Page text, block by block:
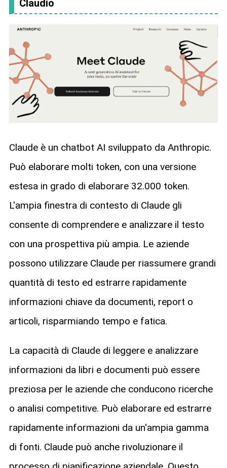
Claudio
Claude è un chatbot AI sviluppato da Anthropic.
Può elaborare molti token, con una versione
estesa in grado di elaborare 32.000 token.
L'ampia finestra di contesto di Claude gli
consente di comprendere e analizzare il testo
con una prospettiva più ampia. Le aziende
possono utilizzare Claude per riassumere grandi
quantità di testo ed estrarre rapidamente
informazioni chiave da documenti, report o
articoli, risparmiando tempo e fatica.
La capacità di Claude di leggere e analizzare
informazioni da libri e documenti può essere
preziosa per le aziende che conducono ricerche
o analisi competitive. Può elaborare ed estrarre
rapidamente informazioni da un'ampia gamma
di fonti. Claude può anche rivoluzionare il